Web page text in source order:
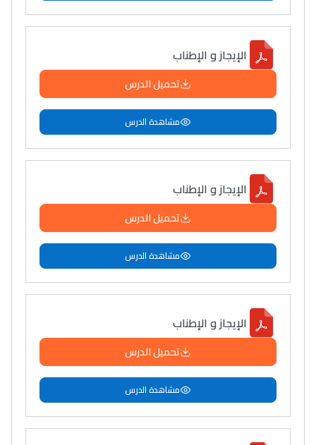
الإيجاز و الإطناب
تحميل الدرس
مشاهدة الدرس
الإيجاز و الإطناب
تحميل الدرس
مشاهدة الدرس
الإيجاز و الإطناب
تحميل الدرس
مشاهدة الدرس